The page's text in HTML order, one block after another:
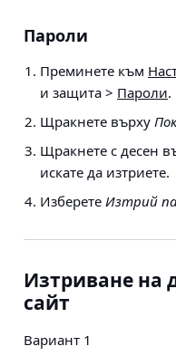
Пароли
Преминете към
и защита > Пароли.
Щракнете върху
Щракнете с десен
искате да изтриете.
Изберете Изтрий
Изтриване на
сайт
Вариант 1